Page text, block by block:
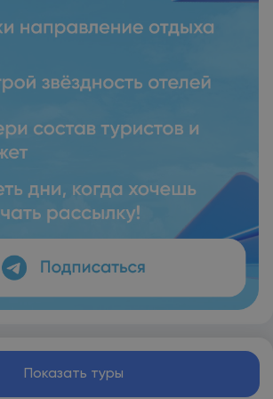
Показать туры